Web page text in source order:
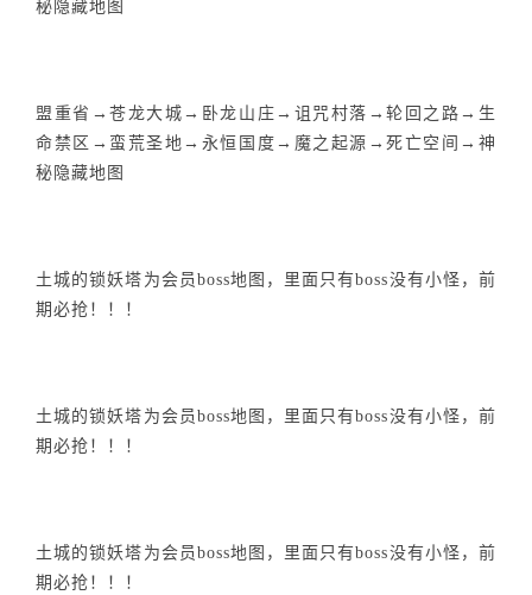
秘隐藏地图
盟重省→苍龙大城→卧龙山庄→诅咒村落→轮回之路→生
命禁区→蛮荒圣地→永恒国度→魔之起源→死亡空间→神
秘隐藏地图
土城的锁妖塔为会员boss地图，里面只有boss没有小怪，前
期必抢！！！
土城的锁妖塔为会员boss地图，里面只有boss没有小怪，前
期必抢！！！
土城的锁妖塔为会员boss地图，里面只有boss没有小怪，前
期必抢！！！